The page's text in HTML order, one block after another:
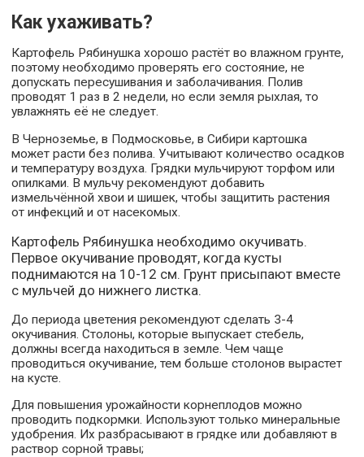
Как ухаживать?
Картофель Рябинушка хорошо растёт во влажном грунте,
поэтому необходимо проверять его состояние, не
допускать пересушивания и заболачивания. Полив
проводят 1 раз в 2 недели, но если земля рыхлая, то
увлажнять её не следует.
В Черноземье, в Подмосковье, в Сибири картошка
может расти без полива. Учитывают количество осадков
и температуру воздуха. Грядки мульчируют торфом или
опилками. В мульчу рекомендуют добавить
измельчённой хвои и шишек, чтобы защитить растения
от инфекций и от насекомых.
Картофель Рябинушка необходимо окучивать.
Первое окучивание проводят, когда кусты
поднимаются на 10-12 см. Грунт присыпают вместе
с мульчей до нижнего листка.
До периода цветения рекомендуют сделать 3-4
окучивания. Столоны, которые выпускает стебель,
должны всегда находиться в земле. Чем чаще
проводиться окучивание, тем больше столонов вырастет
на кусте.
Для повышения урожайности корнеплодов можно
проводить подкормки. Используют только минеральные
удобрения. Их разбрасывают в грядке или добавляют в
раствор сорной травы;